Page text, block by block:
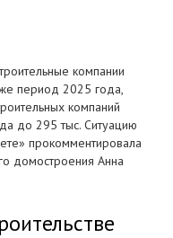
компании
период 2025 года,
компаний
до 295 тыс. Ситуацию
прокомментировала
домостроения Анна